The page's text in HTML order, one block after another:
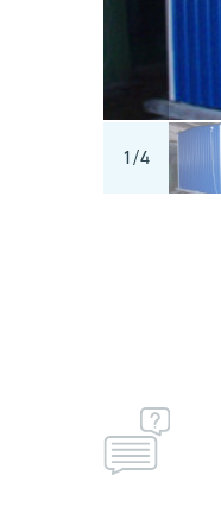
1/4